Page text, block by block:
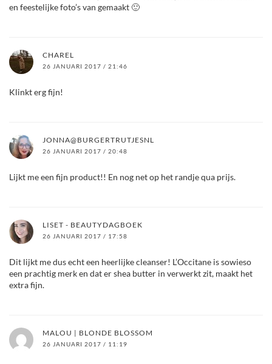
en feestelijke foto’s van gemaakt 🙂
CHAREL
26 JANUARI 2017 / 21:46
Klinkt erg fijn!
JONNA@BURGERTRUTJESNL
26 JANUARI 2017 / 20:48
Lijkt me een fijn product!! En nog net op het randje qua prijs.
LISET - BEAUTYDAGBOEK
26 JANUARI 2017 / 17:58
Dit lijkt me dus echt een heerlijke cleanser! L’Occitane is sowieso
een prachtig merk en dat er shea butter in verwerkt zit, maakt het
extra fijn.
MALOU | BLONDE BLOSSOM
26 JANUARI 2017 / 11:19